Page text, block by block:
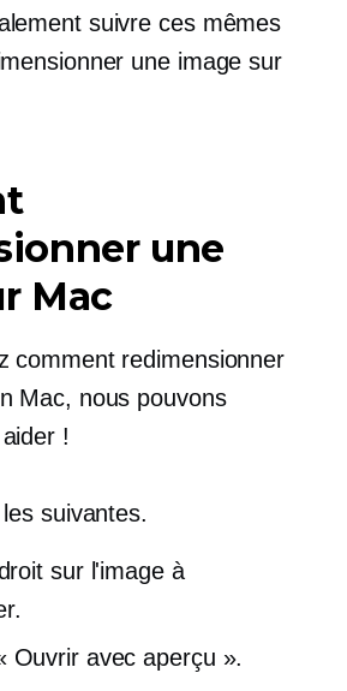
suivre ces mêmes
une image sur
une
Mac
comment redimensionner
Mac, nous pouvons
!
suivantes.
sur l'image à
Ouvrir avec aperçu ».